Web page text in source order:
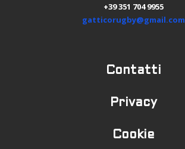
+39 351 704 9955
gatticorugby@gmail.com
Contatti
Privacy
Cookie